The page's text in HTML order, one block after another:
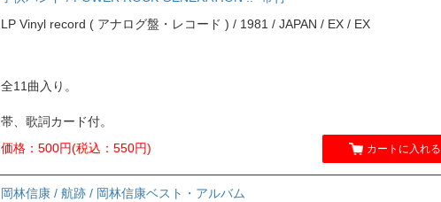
LP Vinyl record ( アナログ盤・レコード ) / 1981 / JAPAN / EX / EX
全11曲入り。
帯、歌詞カード付。
価格：500円(税込：550円)
カートに入れる
岡林信康 / 航跡 / 岡林信康ベスト・アルバム